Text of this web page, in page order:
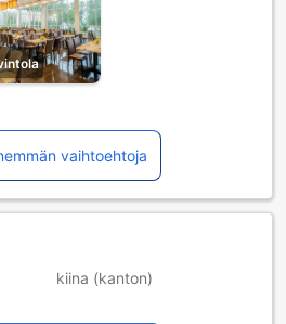
vaihtoehtoja
kiina (kanton)